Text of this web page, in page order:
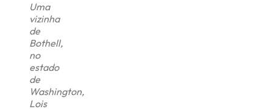
Uma
vizinha
de
Bothell,
no
estado
de
Washington,
Lois